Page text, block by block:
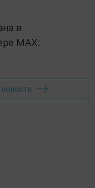
в
MАХ: